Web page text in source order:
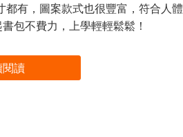
有，圖案款式也很豐富，符合人體
包不費力，上學輕輕鬆鬆！
讀